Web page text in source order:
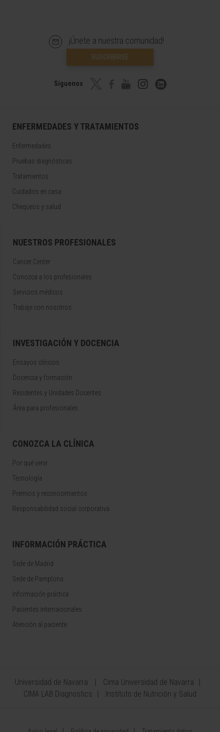
¡Únete a nuestra comunidad!
SUSCRIBIRSE
Síguenos
ENFERMEDADES Y TRATAMIENTOS
Enfermedades
Pruebas diagnósticas
Tratamientos
Cuidados en casa
Chequeos y salud
NUESTROS PROFESIONALES
Cancer Center
Conozca a los profesionales
Servicios médicos
Trabaje con nosotros
INVESTIGACIÓN Y DOCENCIA
Ensayos clínicos
Docencia y formación
Residentes y Unidades Docentes
Área para profesionales
CONOZCA LA CLÍNICA
Por qué venir
Tecnología
Premios y reconocimientos
Responsabilidad social corporativa
INFORMACIÓN PRÁCTICA
Sede de Madrid
Sede de Pamplona
Información práctica
Pacientes internacionales
Atención al paciente
Universidad de Navarra
Cima Universidad de Navarra
CIMA LAB Diagnostics
Instituto de Nutrición y Salud